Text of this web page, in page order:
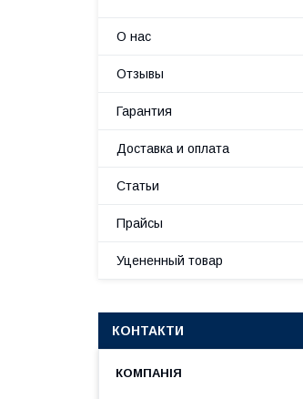
О нас
Отзывы
Гарантия
Доставка и оплата
Статьи
Прайсы
Уцененный товар
КОНТАКТИ